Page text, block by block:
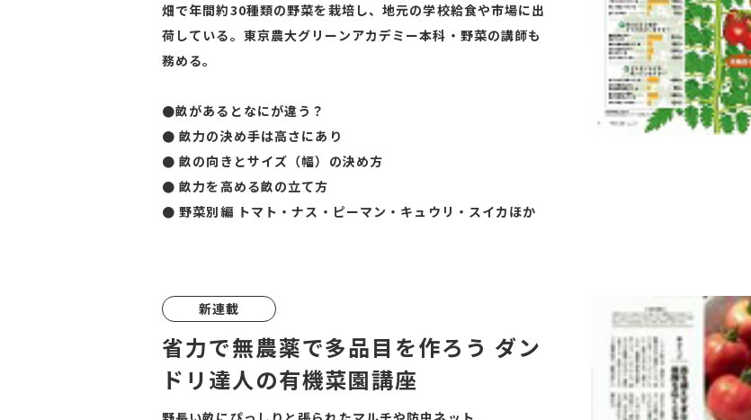
畑で年間約30種類の野菜を栽培し、地元の学校給食や市場に出
荷している。東京農大グリーンアカデミー本科・野菜の講師も
務める。
●畝があるとなにが違う？
● 畝力の決め手は高さにあり
● 畝の向きとサイズ（幅）の決め方
● 畝力を高める畝の立て方
● 野菜別編 トマト・ナス・ピーマン・キュウリ・スイカほか
新連載
省力で無農薬で多品目を作ろう ダン
ドリ達人の有機菜園講座